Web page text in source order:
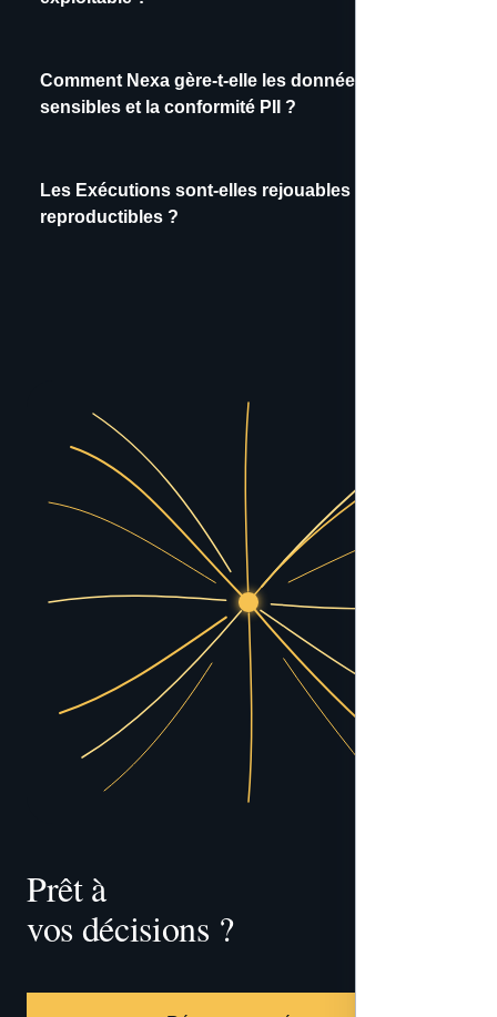
Comment Nexa gère-t-elle les données
sensibles et la conformité PII ?
Les Exécutions sont-elles rejouables et
reproductibles ?
Prêt à
tracer
vos décisions ?